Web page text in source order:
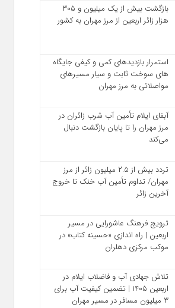
بازگشت بیش از یک میلیون و ۳۰۵
هزار زائر اربعین از مرز مهران به کشور
استمرار بازدیدهای کمی و کیفی جایگاه‌
های سوخت ثابت و سیار مسیرهای
مواصلاتی به مرز مهران
آبفای ایلام تأمین آب شرب زائران در
مرز مهران را تا پایان بازگشت دنبال
می‌کند
تردد بیش از ۲.۵ میلیون زائر از مرز
مهران/ تداوم تأمین آب خنک تا خروج
آخرین زائر
ترویج فرهنگ عاشورایی در مسیر
اربعین | راه‌ اندازی «حسینه کتاب» در
موکب مرکزی دهلران
تلاش جهادی آب و فاضلاب ایلام در
اربعین ۱۴۰۵ | تضمین کیفیت آب برای
۳ میلیون مسافر در مسیر مهران